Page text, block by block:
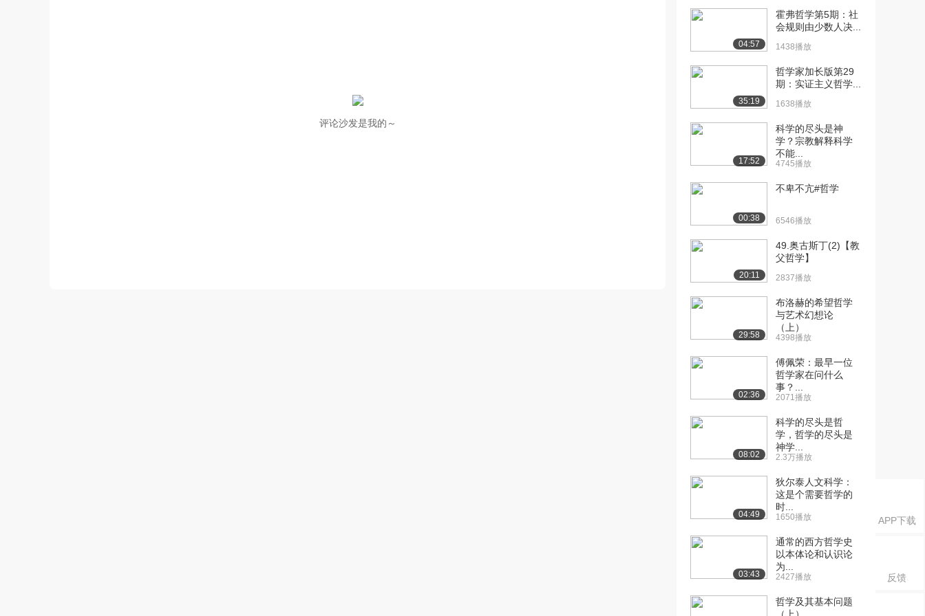
APP下载
反馈
评论沙发是我的～
[10] 欧陆哲学与英美哲
学：现代西方哲学（...
6.3万播放
22:48
[11] 欧陆哲学与英美哲
24:31
[12] 欧陆哲学与英美哲
学：意志主义——尼...
25:09
[13] 欧陆哲学与英美哲
[14] 欧陆哲学与英美哲
学：意义主义——尼...
23:42
[15] 欧陆哲学与英美哲
学：意义主义——尼...
23:24
学：意义主义——尼...
学：意义主义——尼...
[18] 欧陆哲学与英美哲
学：存在主义——克...
6.6万播放
[19] 欧陆哲学与英美哲
5.3万播放
[20] 欧陆哲学与英美哲
5.2万播放
04:57
霍弗哲学第5期：社
会规则由少数人决...
1438播放
35:19
哲学家加长版第29
期：实证主义哲学...
1638播放
17:52
科学的尽头是神
学？宗教解释科学
不能...
4745播放
00:38
不卑不亢#哲学
6546播放
20:11
49.奥古斯丁(2)【教
父哲学】
2837播放
29:58
布洛赫的希望哲学
与艺术幻想论
（上）
4398播放
02:36
傅佩荣：最早一位
哲学家在问什么
事？...
2071播放
08:02
科学的尽头是哲
学，哲学的尽头是
神学...
2.3万播放
04:49
狄尔泰人文科学：
这是个需要哲学的
时...
1650播放
03:43
通常的西方哲学史
以本体论和认识论
为...
2427播放
哲学及其基本问题